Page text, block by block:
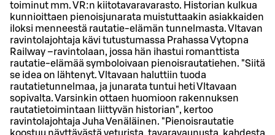
toiminut mm. VR:n kiitotavaravarasto. Historian kulkua
kunnioittaen pienoisjunarata muistuttaakin asiakkaiden
iloksi menneestä rautatie-elämän tunnelmasta. Vltavan
ravintolajohtaja kävi tutustumassa Prahassa Vytopna
Railway –ravintolaan, jossa hän ihastui romanttista
rautatie-elämää symboloivaan pienoisrautatiehen. "Siitä
se idea on lähtenyt. Vltavaan haluttiin tuoda
rautatietunnelmaa, ja junarata tuntui heti Vltavaan
sopivalta. Varsinkin ottaen huomioon rakennuksen
rautatietoimintaan liittyvän historian", kertoo
ravintolajohtaja Juha Venäläinen. "Pienoisrautatie